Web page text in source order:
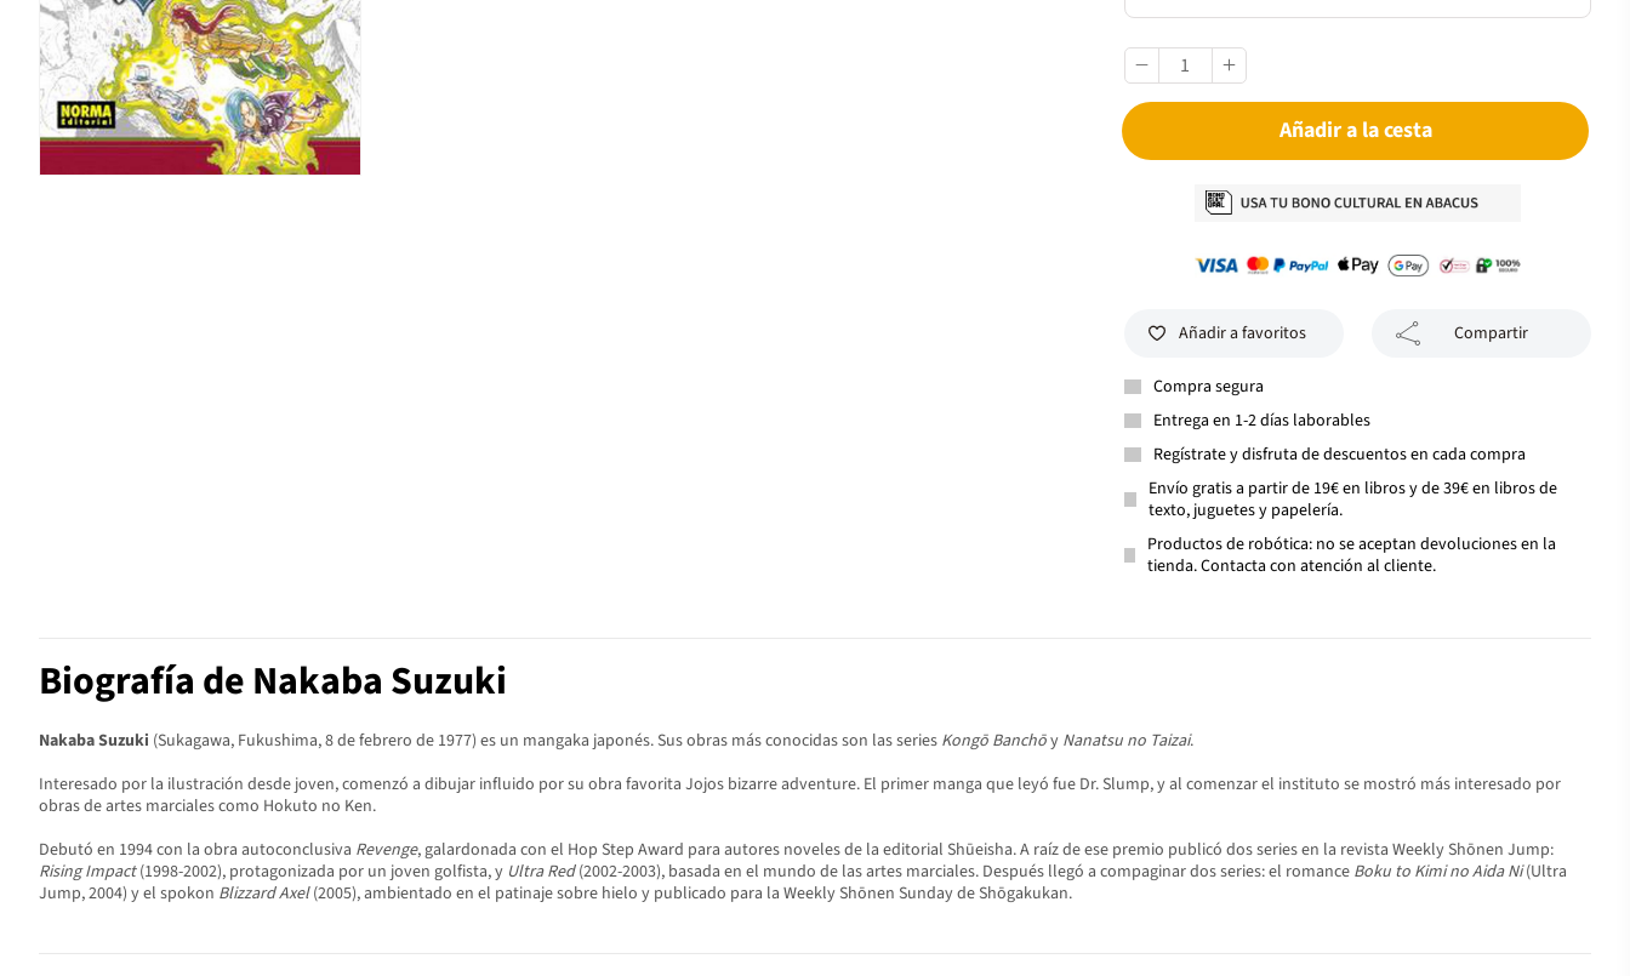
Añadir a la cesta
Añadir a favoritos Compartir
Compra segura
Entrega en 1-2 días laborables
Regístrate y disfruta de descuentos en cada compra
Envío gratis a partir de 19€ en libros y de 39€ en libros de
texto, juguetes y papelería.
Productos de robótica: no se aceptan devoluciones en la
tienda. Contacta con atención al cliente.
Biografía de Nakaba Suzuki
Nakaba Suzuki (Sukagawa, Fukushima, 8 de febrero de 1977) es un mangaka japonés. Sus obras más conocidas son las series Kongō Banchōy Nanatsu no Taizai.
Interesado por la ilustración desde joven, comenzó a dibujar influido por su obra favorita Jojos bizarre adventure. El primer manga que leyó fue Dr. Slump, y al comenzar el instituto se mostró más interesado por
obras de artes marciales como Hokuto no Ken.
Debutó en 1994 con la obra autoconclusiva Revenge, galardonada con el Hop Step Award para autores noveles de la editorial Shūeisha.​ A raíz de ese premio publicó dos series en la revista Weekly Shōnen Jump:
Rising Impact(1998-2002), protagonizada por un joven golfista, y Ultra Red(2002-2003), basada en el mundo de las artes marciales.​ Después llegó a compaginar dos series: el romance Boku to Kimi no Aida Ni(Ultra
Jump, 2004) y el spokon Blizzard Axel(2005), ambientado en el patinaje sobre hielo y publicado para la Weekly Shōnen Sunday de Shōgakukan.